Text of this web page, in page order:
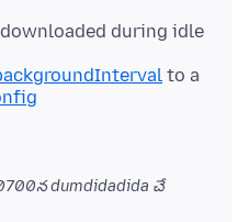
during idle
to a
న dumdidadida చే